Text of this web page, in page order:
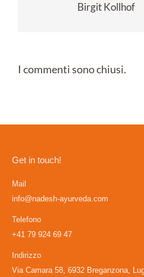
Birgit Kollhof
I commenti sono chiusi.
Get in touch!
Mail
info@nadesh-ayurveda.com
Telefono
+41 79 924 69 47
Indirizzo
Via Camara 58, 6932 Breganzona,